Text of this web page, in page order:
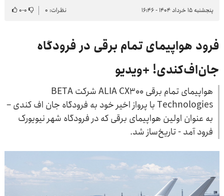
پنجشنبه ۱۵ خرداد ۱۴۰۴ - ۱۶:۴۶
نظرات: ۰ ۰-۰
فرود هواپیمای تمام برقی در فرودگاه
جان‌اف‌کندی! +ویدیو
هواپیمای تمام برقی ALIA CX300 شرکت BETA
Technologies با پرواز اخیر خود به فرودگاه جان اف کندی –
به عنوان اولین هواپیمای برقی که در فرودگاه شهر نیویورک
فرود آمد - تاریخ‌ساز شد.